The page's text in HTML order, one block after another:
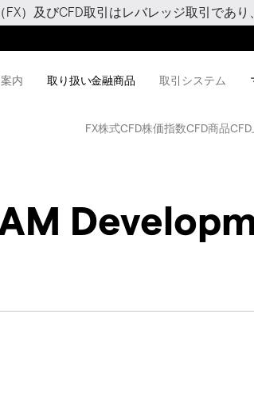
FX）及びCFD取引はレバレッジ取引であ
内 取り扱い金融商品 取引システム
FX株式CFD株価指数CFD商品CFD